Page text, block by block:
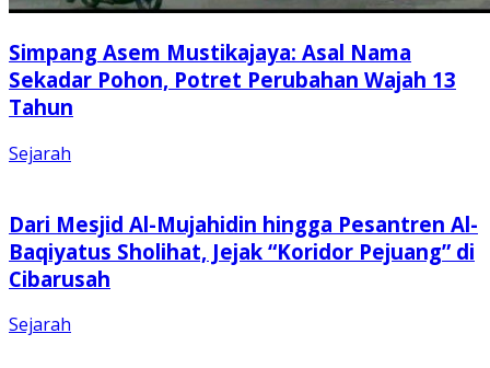
Simpang Asem Mustikajaya: Asal Nama
Sekadar Pohon, Potret Perubahan Wajah 13
Tahun
Sejarah
Dari Mesjid Al-Mujahidin hingga Pesantren Al-
Baqiyatus Sholihat, Jejak “Koridor Pejuang” di
Cibarusah
Sejarah